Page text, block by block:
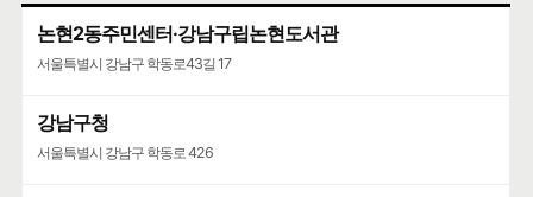
논현2동주민센터·강남구립논현도서관
서울특별시 강남구 학동로43길 17
강남구청
서울특별시 강남구 학동로 426